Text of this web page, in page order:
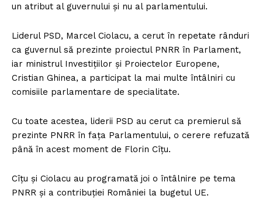
un atribut al guvernului și nu al parlamentului.
Liderul PSD, Marcel Ciolacu, a cerut în repetate rânduri
ca guvernul să prezinte proiectul PNRR în Parlament,
iar ministrul Investițiilor și Proiectelor Europene,
Cristian Ghinea, a participat la mai multe întâlniri cu
comisiile parlamentare de specialitate.
Cu toate acestea, liderii PSD au cerut ca premierul să
prezinte PNRR în fața Parlamentului, o cerere refuzată
până în acest moment de Florin Cîțu.
Cîțu și Ciolacu au programată joi o întâlnire pe tema
PNRR și a contribuției României la bugetul UE.